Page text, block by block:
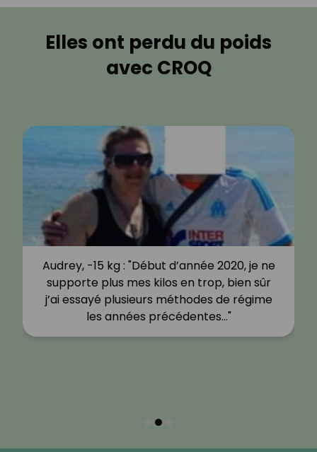
Elles ont perdu du poids
avec CROQ
Audrey, -15 kg : "Début d’année 2020, je ne
supporte plus mes kilos en trop, bien sûr
j’ai essayé plusieurs méthodes de régime
les années précédentes…"